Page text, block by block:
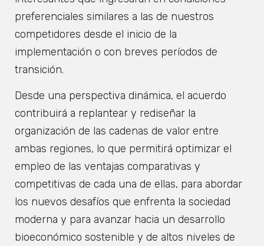
preferenciales similares a las de nuestros
competidores desde el inicio de la
implementación o con breves períodos de
transición.
Desde una perspectiva dinámica, el acuerdo
contribuirá a replantear y rediseñar la
organización de las cadenas de valor entre
ambas regiones, lo que permitirá optimizar el
empleo de las ventajas comparativas y
competitivas de cada una de ellas, para abordar
los nuevos desafíos que enfrenta la sociedad
moderna y para avanzar hacia un desarrollo
bioeconómico sostenible y de altos niveles de